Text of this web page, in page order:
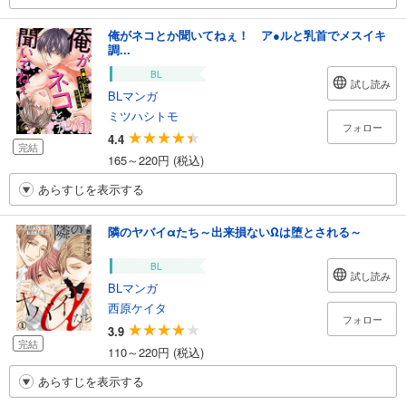
完結
俺がネコとか聞いてねぇ！ ア●ルと乳首でメスイキ
調...
BL
BLマンガ
ミツハシトモ
4.4
165～220円 (税込)
試し読み
フォロー
あらすじを表示する
完結
隣のヤバイαたち～出来損ないΩは堕とされる～
BL
BLマンガ
西原ケイタ
3.9
110～220円 (税込)
試し読み
フォロー
あらすじを表示する